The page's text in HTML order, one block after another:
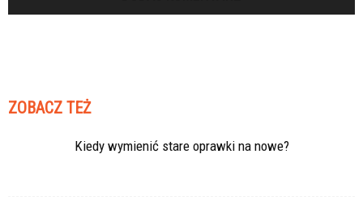
ZOBACZ TEŻ
Kiedy wymienić stare oprawki na nowe?